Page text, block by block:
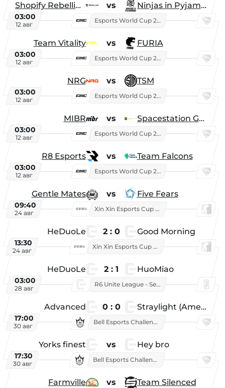
Shopify Rebellion vs Ninjas in Pyjamas
03:00
12 авг
Esports World Cup 2026
Team Vitality vs FURIA
03:00
12 авг
Esports World Cup 2026
NRG vs TSM
03:00
12 авг
Esports World Cup 2026
MIBR vs Spacestation Gaming
03:00
12 авг
Esports World Cup 2026
R8 Esports vs Team Falcons
03:00
12 авг
Esports World Cup 2026
Gentle Mates vs Five Fears
09:40
24 авг
Xin Xin Esports Cup 2025
HeDuoLe 2 : 0 Good Morning
13:30
24 авг
Xin Xin Esports Cup 2026
HeDuoLe 2 : 1 HuoMiao
03:00
28 авг
R6 Unite League - Season 1
Advanced 0 : 0 Straylight (American team)
17:00
30 авг
Bell Esports Challenge 2026
Yorks finest vs Hey bro
17:30
30 авг
Bell Esports Challenge 2026
Farmville vs Team Silenced